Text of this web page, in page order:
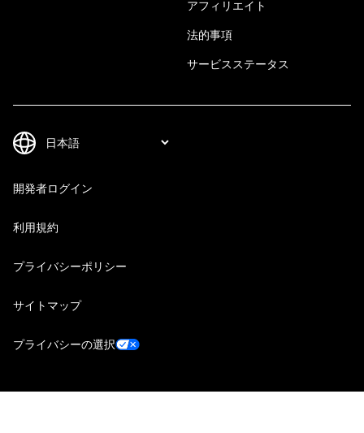
アフィリエイト
法的事項
サービスステータス
開発者ログイン
利用規約
プライバシーポリシー
サイトマップ
プライバシーの選択